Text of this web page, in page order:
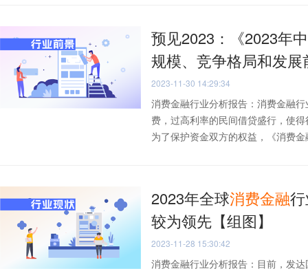
预见2023：《2023年
规模、竞争格局和发展
2023-11-30 14:29:34
消费金融行业分析报告：消费金融
费，过高利率的民间借贷盛行，使
为了保护资金双方的权益，《消费
2023年全球消费金融
较为领先【组图】
2023-11-28 15:30:42
消费金融行业分析报告：目前，发